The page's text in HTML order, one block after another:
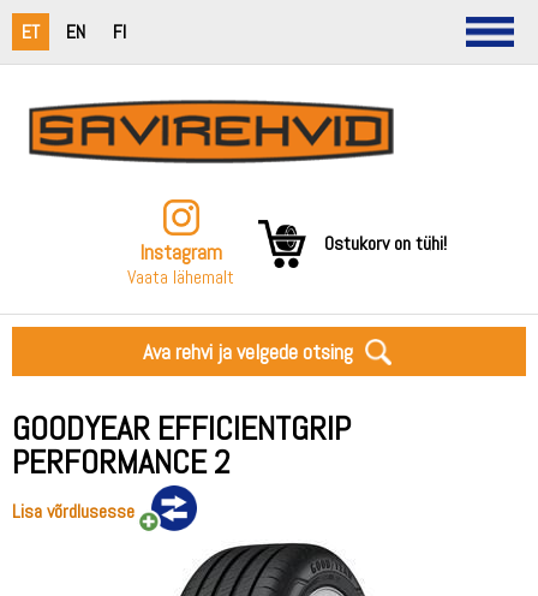
ET EN FI
Instagram
Vaata lähemalt
Ostukorv on tühi!
Ava rehvi ja velgede otsing
GOODYEAR EFFICIENTGRIP
PERFORMANCE 2
Lisa võrdlusesse